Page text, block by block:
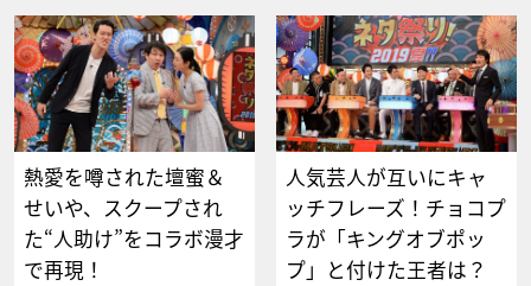
熱愛を噂された壇蜜＆
せいや、スクープされ
た“人助け”をコラボ漫才
で再現！
人気芸人が互いにキャ
ッチフレーズ！チョコプ
ラが「キングオブポッ
プ」と付けた王者は？